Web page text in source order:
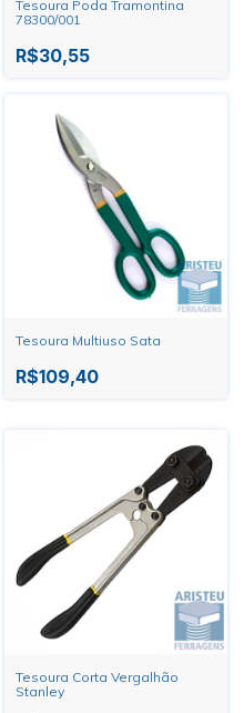
Tesoura Poda Tramontina
78300/001
R$30,55
Tesoura Multiuso Sata
R$109,40
Tesoura Corta Vergalhão
Stanley